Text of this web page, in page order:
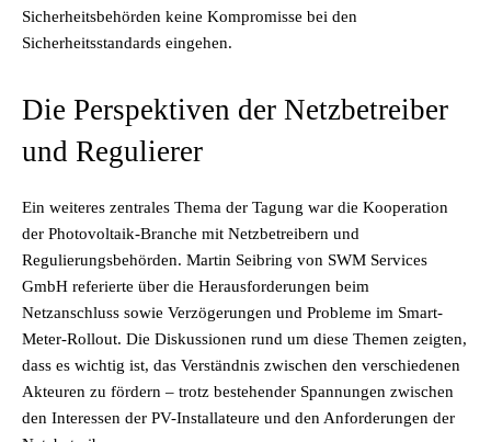
Sicherheitsbehörden keine Kompromisse bei den
Sicherheitsstandards eingehen.
Die Perspektiven der Netzbetreiber
und Regulierer
Ein weiteres zentrales Thema der Tagung war die Kooperation
der Photovoltaik-Branche mit Netzbetreibern und
Regulierungsbehörden. Martin Seibring von SWM Services
GmbH referierte über die Herausforderungen beim
Netzanschluss sowie Verzögerungen und Probleme im Smart-
Meter-Rollout. Die Diskussionen rund um diese Themen zeigten,
dass es wichtig ist, das Verständnis zwischen den verschiedenen
Akteuren zu fördern – trotz bestehender Spannungen zwischen
den Interessen der PV-Installateure und den Anforderungen der